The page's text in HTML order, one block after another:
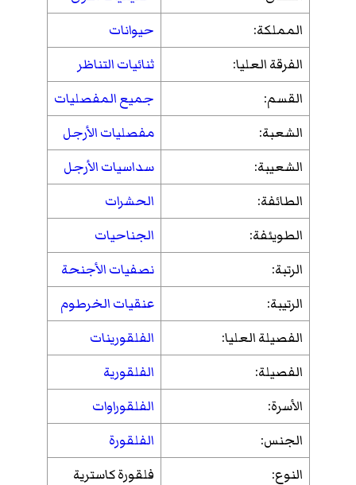
المملكة:
حيوانات
الفرقة العليا:
ثنائيات التناظر
القسم:
جميع المفصليات
الشعبة:
مفصليات الأرجل
الشعيبة:
سداسيات الأرجل
الطائفة:
الحشرات
الطويئفة:
الجناحيات
الرتبة:
نصفيات الأجنحة
الرتيبة:
عنقيات الخرطوم
الفصيلة العليا:
الفلقورينات
الفصيلة:
الفلقورية
الأسرة:
الفلقوراوات
الجنس:
الفلقورة
النوع:
فلقورة كاسترية